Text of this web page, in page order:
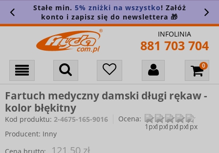
Stałe min. 5% zniżki na wszystko! Załóż
konto i zapisz się do newslettera 🎁
INFOLINIA
881 703 704
Fartuch medyczny damski długi rękaw -
kolor błękitny
Kod produktu: 2-4675-165-9016
Ocena:
Producent: Inny
Cena brutto:
121,50 zł